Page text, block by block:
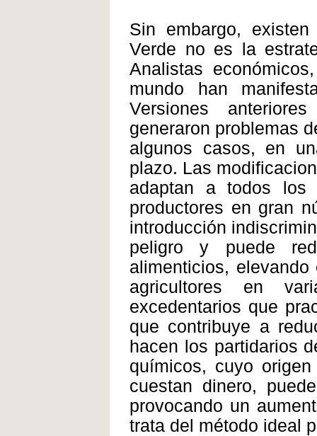
Sin embargo,
Verde no es la
Analistas
mundo han
Versiones
generaron problemas
algunos casos, en
plazo. Las
adaptan a todos los
productores en gran
introducción
peligro y puede
alimenticios,
agricultores en
excedentarios que
que contribuye a
hacen los partidarios
químicos, cuyo
cuestan dinero,
provocando un
trata del método ideal